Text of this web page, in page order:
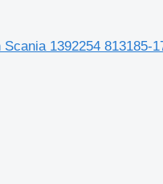
1392254 813185-